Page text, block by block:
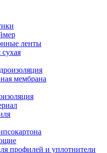
ленты
мембрана
профилей и уплотнители